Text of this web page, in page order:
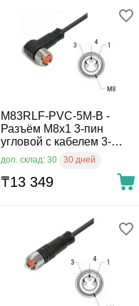
M83RLF-PVC-5M-B -
Разъём M8x1 3-пин
угловой с кабелем 3-
пров. 5 м
доп. склад: 30 30 дней
₸13 349